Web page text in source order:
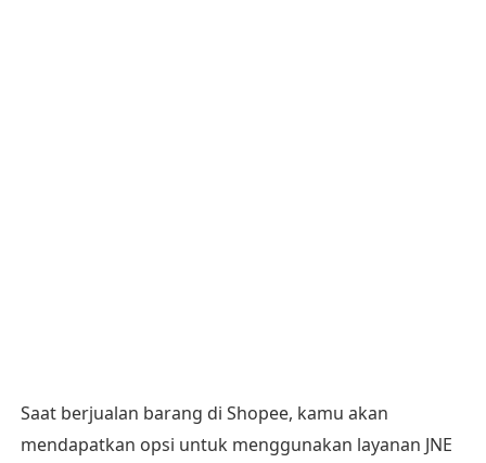
Saat berjualan barang di Shopee, kamu akan
mendapatkan opsi untuk menggunakan layanan JNE